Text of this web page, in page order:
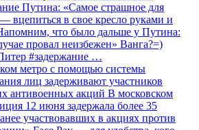
Путина: «Самое страшное для
вцепиться в свое кресло руками и
что было дальше у Путина:
провал неизбежен» Ванга?=)
#задержание …
метро с помощью системы
лиц задерживают участников
антивоенных акций В московском
12 июня задержала более 35
участвовавших в акциях против